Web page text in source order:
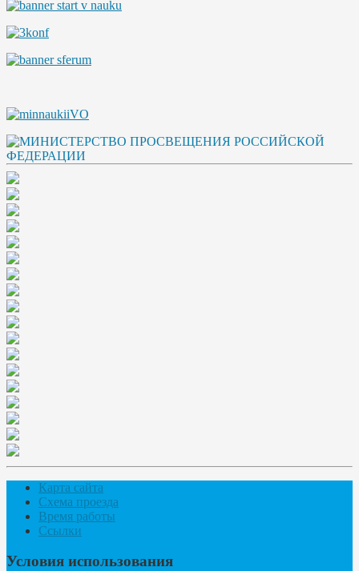
Карта сайта
Схема проезда
Время работы
Ссылки
Условия использования